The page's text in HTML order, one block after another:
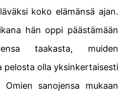
koko elämänsä ajan.
hän oppi päästämään
taakasta, muiden
pelosta olla yksinkertaisesti
Omien sanojensa mukaan